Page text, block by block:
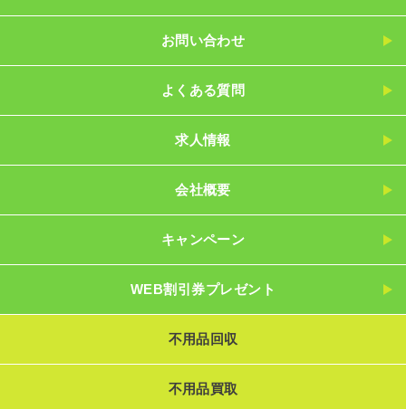
お問い合わせ
よくある質問
求人情報
会社概要
キャンペーン
WEB割引券プレゼント
不用品回収
不用品買取